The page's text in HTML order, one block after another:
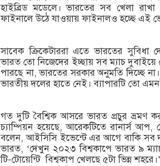
হাইব্রিড মডেলে। ভারতের সব খেলা
ফাইনালে উঠে যাওয়ায় ফাইনালও হচ্ছে এই
সাবেক ক্রিকেটাররা এতে ভারতের
ভারত তো নিজেদের ইচ্ছায় সব ম্যাচ দুবাইয়ে
পারছে না, ভারতের সরকার অনুমতি দিচ্ছে
ভারতীয় দলের হাতে নেই। ব্যাপারটি তো
গত দুটি বৈশ্বিক আসরে ভারত প্রচুর ভ্রমণ
চ্যাম্পিয়ন হয়েছে, আরেকটিতে রানার্স
বলেন, আইসিসি ইভেন্টে এর আগে বাকি সব
ভারত, ‘দেখুন ২০২৩ বিশ্বকাপে ভারত ৯
টি-টোয়েন্টি বিশ্বকাপ খেলছে ৫টা ভিন্ন শহরে।’